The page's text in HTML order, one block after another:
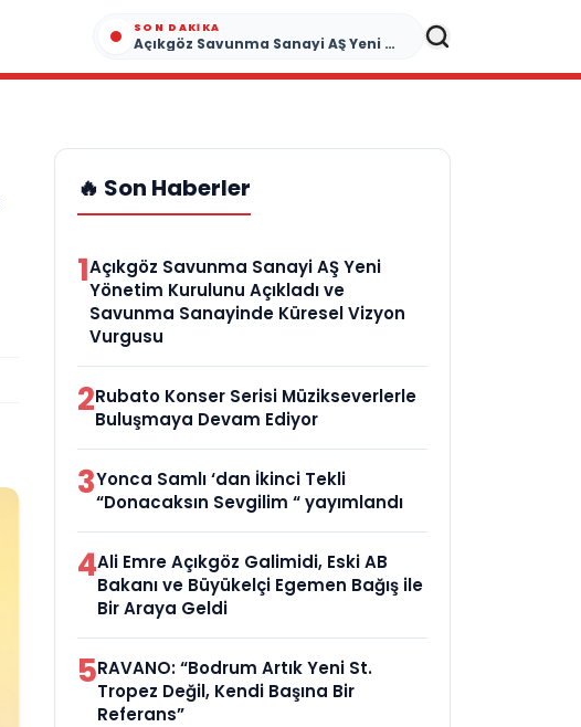
SON DAKIKA
Açıkgöz Savunma Sanayi AŞ Yeni Yönetim Kurulunu Açıkladı ve Savunma Sanayinde Küresel Vizyon Vurgusu
🔥 Son Haberler
1Açıkgöz Savunma Sanayi AŞ Yeni
Yönetim Kurulunu Açıkladı ve
Savunma Sanayinde Küresel Vizyon
Vurgusu
2Rubato Konser Serisi Müzikseverlerle
Buluşmaya Devam Ediyor
3Yonca Samlı ‘dan İkinci Tekli
“Donacaksın Sevgilim “ yayımlandı
4Ali Emre Açıkgöz Galimidi, Eski AB
Bakanı ve Büyükelçi Egemen Bağış ile
Bir Araya Geldi
5RAVANO: “Bodrum Artık Yeni St.
Tropez Değil, Kendi Başına Bir
Referans”